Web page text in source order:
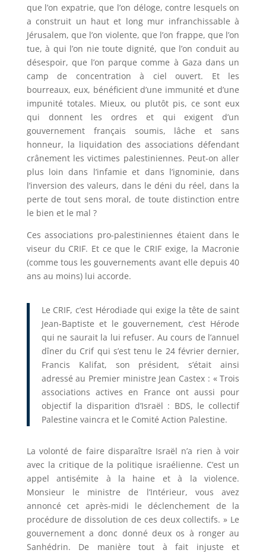
que l’on expatrie, que l’on déloge, contre lesquels on
a construit un haut et long mur infranchissable à
Jérusalem, que l’on violente, que l’on frappe, que l’on
tue, à qui l’on nie toute dignité, que l’on conduit au
désespoir, que l’on parque comme à Gaza dans un
camp de concentration à ciel ouvert. Et les
bourreaux, eux, bénéficient d’une immunité et d’une
impunité totales. Mieux, ou plutôt pis, ce sont eux
qui donnent les ordres et qui exigent d’un
gouvernement français soumis, lâche et sans
honneur, la liquidation des associations défendant
crânement les victimes palestiniennes. Peut-on aller
plus loin dans l’infamie et dans l’ignominie, dans
l’inversion des valeurs, dans le déni du réel, dans la
perte de tout sens moral, de toute distinction entre
le bien et le mal ?
Ces associations pro-palestiniennes étaient dans le
viseur du CRIF. Et ce que le CRIF exige, la Macronie
(comme tous les gouvernements avant elle depuis 40
ans au moins) lui accorde.
Le CRIF, c’est Hérodiade qui exige la tête de saint
Jean-Baptiste et le gouvernement, c’est Hérode
qui ne saurait la lui refuser. Au cours de l’annuel
dîner du Crif qui s’est tenu le 24 février dernier,
Francis Kalifat, son président, s’était ainsi
adressé au Premier ministre Jean Castex : « Trois
associations actives en France ont aussi pour
objectif la disparition d’Israël : BDS, le collectif
Palestine vaincra et le Comité Action Palestine.
La volonté de faire disparaître Israël n’a rien à voir
avec la critique de la politique israélienne. C’est un
appel antisémite à la haine et à la violence.
Monsieur le ministre de l’Intérieur, vous avez
annoncé cet après-midi le déclenchement de la
procédure de dissolution de ces deux collectifs. » Le
gouvernement a donc donné deux os à ronger au
Sanhédrin. De manière tout à fait injuste et